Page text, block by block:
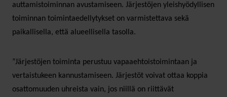
auttamistoiminnan avustamiseen. Järjestöjen yleishyödyllisen
toiminnan toimintaedellytykset on varmistettava sekä
paikallisella, että alueellisella tasolla.
”Järjestöjen toiminta perustuu vapaaehtoistoimintaan ja
vertaistukeen kannustamiseen. Järjestöt voivat ottaa koppia
osattomuuden uhreista vain, jos niillä on riittävät